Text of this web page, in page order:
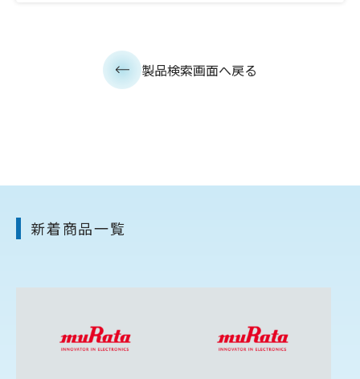
製品検索画面へ戻る
新着商品一覧